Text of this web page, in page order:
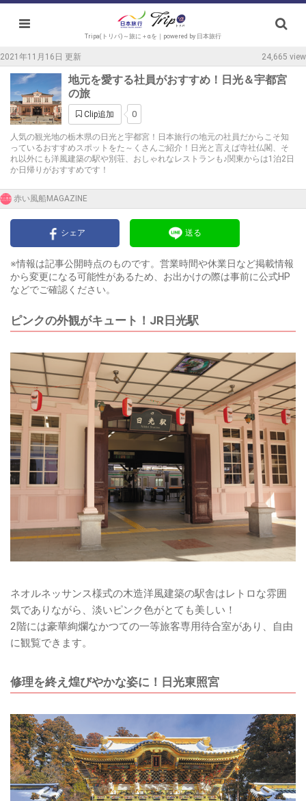
Tripa(トリパ)～旅に＋αを｜powered by 日本旅行
2021年11月16日 更新 24,665 view
地元を愛する社員がおすすめ！日光＆宇都宮
の旅
Clip追加 0
人気の観光地の栃木県の日光と宇都宮！日本旅行の地元の社員だからこそ知
っているおすすめスポットをた～くさんご紹介！日光と言えば寺社仏閣、そ
れ以外にも洋風建築の駅や別荘、おしゃれなレストランも♪関東からは1泊2日
か日帰りがおすすめです！
赤い風船MAGAZINE
シェア 送る
※情報は記事公開時点のものです。営業時間や休業日など掲載情報
から変更になる可能性があるため、お出かけの際は事前に公式HP
などでご確認ください。
ピンクの外観がキュート！JR日光駅
ネオルネッサンス様式の木造洋風建築の駅舎はレトロな雰囲
気でありながら、淡いピンク色がとても美しい！
2階には豪華絢爛なかつての一等旅客専用待合室があり、自由
に観覧できます。
修理を終え煌びやかな姿に！日光東照宮